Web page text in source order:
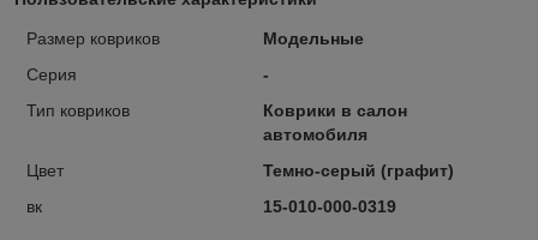
Размер ковриков
Модельные
Серия
-
Тип ковриков
Коврики в салон
автомобиля
Цвет
Темно-серый (графит)
вк
15-010-000-0319